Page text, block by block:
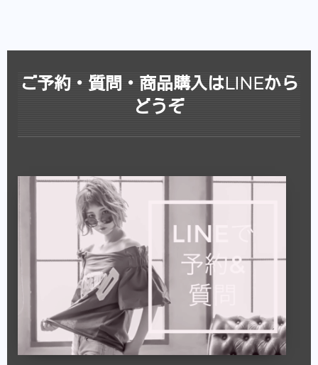
ご予約・質問・商品購入はLINEから
どうぞ